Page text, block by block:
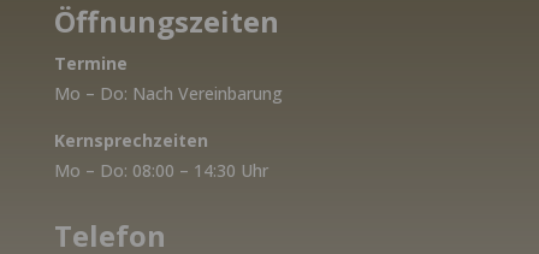
Öffnungszeiten
Termine
Mo – Do: Nach Vereinbarung
Kernsprechzeiten
Mo – Do: 08:00 – 14:30 Uhr
Telefon